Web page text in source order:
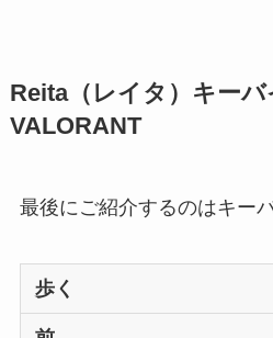
Reita（レイタ）キーバ
VALORANT
最後にご紹介するのはキー
歩く